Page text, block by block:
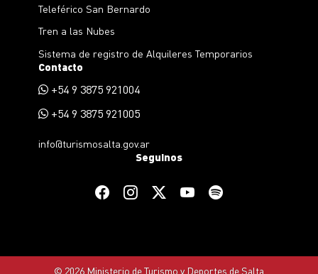
Teleférico San Bernardo
Tren a las Nubes
Sistema de registro de Alquileres Temporarios
Contacto
+54 9 3875 921004
+54 9 3875 921005
info@turismosalta.gov.ar
Seguinos
© 2026 Ministerio de Turismo y Deportes de Salta